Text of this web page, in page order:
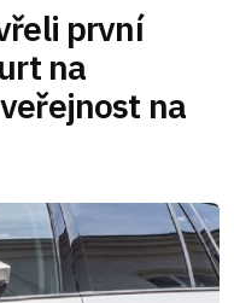
první
na
na